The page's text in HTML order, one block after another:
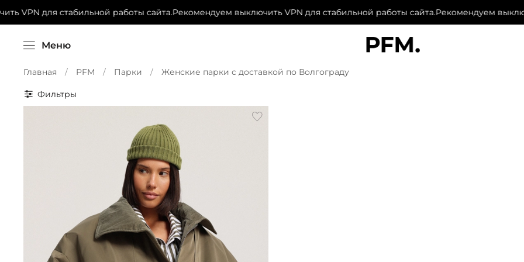
VPN для стабильной работы сайта.Рекомендуем выключить VPN для стабильной работы сайта.Рекомендуем
Меню
Главная PFM Парки Женские парки с доставкой по Волгограду
Фильтры